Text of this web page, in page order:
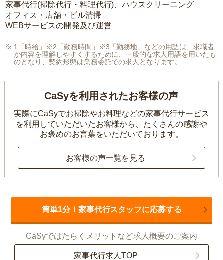
家事代行(掃除代行・料理代行)、ハウスクリーニング
オフィス・店舗・ビル清掃
WEBサービスの開発及び運営
1「時給」※2「勤務時間」※3「勤務地」などの用語は、求職者
が内容を理解しやすくするために、一般的な求人用語を用いたも
のとなり、契約形態は業務委託での求人となります。
CaSyを利用されたお客様の声
実際にCaSyでお掃除やお料理などの家事代行サービス
を利用していただいたお客様から、 たくさんの感謝や
お褒めのお言葉をいただいております。
お客様の声一覧を見る
簡単1分！家事代行スタッフに応募する
CaSyではたらくメリットなど求人概要のご案内
家事代行求人TOP